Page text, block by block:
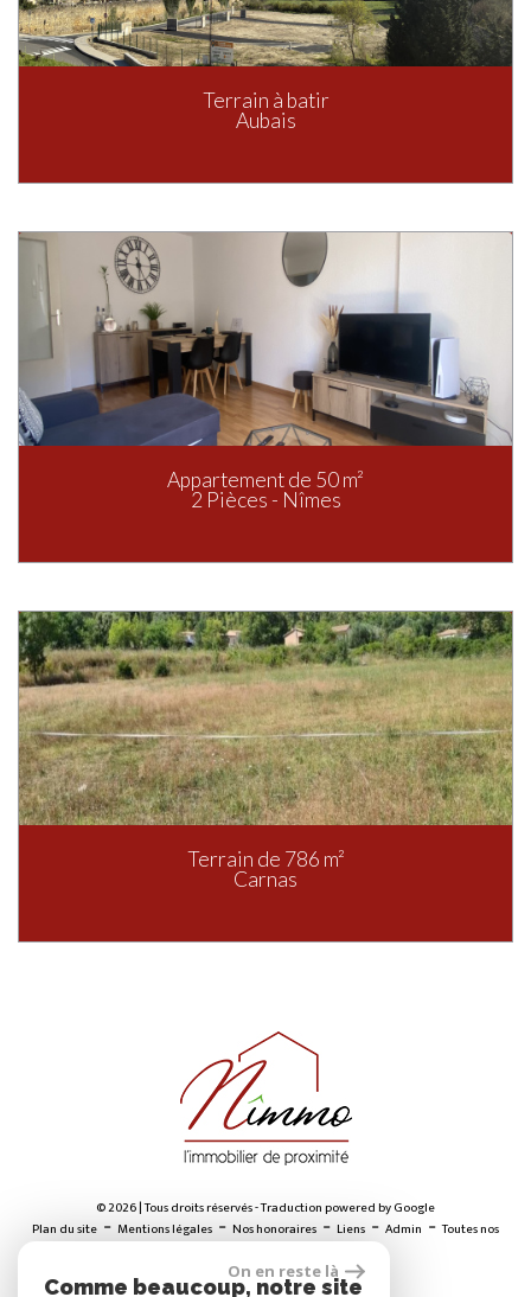
Terrain à batir
Aubais
Appartement de 50 m²
2 Pièces - Nîmes
Terrain de 786 m²
Carnas
© 2026 | Tous droits réservés - Traduction powered by Google
Plan du site - Mentions légales - Nos honoraires - Liens - Admin -Toutes nos
On en reste là
Comme beaucoup, notre site